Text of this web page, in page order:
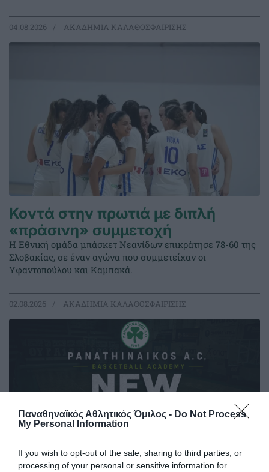
Παναθηναϊκός Αθλητικός Όμιλος - Do Not Process
My Personal Information
If you wish to opt-out of the sale, sharing to third parties, or
processing of your personal or sensitive information for
04.08.2026 ΑΚΑΔΗΜΙΑ ΚΑΛΑΘΟΣΦΑΙΡΙΣΗΣ
Κοντά στην πρωτιά με διπλή
«πράσινη» συμμετοχή
Η Εθνική ομάδα μπάσκετ Νεανίδων επικράτησε 78-60 της
Σλοβακίας, σε έναν αγώνα που συμμετείχαν οι
Υφαντοπούλου και Καμπακά.
02.08.2026 ΑΚΑΔΗΜΙΑ ΚΑΛΑΘΟΣΦΑΙΡΙΣΗΣ